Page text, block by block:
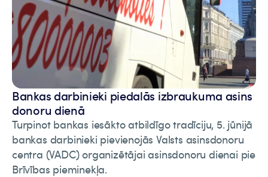
Bankas darbinieki piedalās izbraukuma asins
donoru dienā
Turpinot bankas iesākto atbildīgo tradīciju, 5. jūnijā
bankas darbinieki pievienojās Valsts asinsdonoru
centra (VADC) organizētājai asinsdonoru dienai pie
Brīvības pieminekļa.